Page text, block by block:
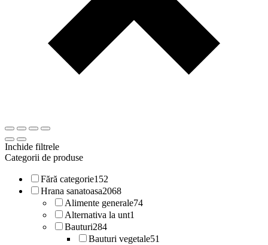
Inchide filtrele
Categorii de produse
Fără categorie152
Hrana sanatoasa2068
Alimente generale74
Alternativa la unt1
Bauturi284
Bauturi vegetale51